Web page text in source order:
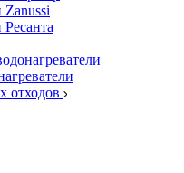
Zanussi
отходов